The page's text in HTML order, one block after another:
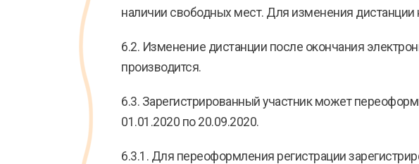
наличии свободных мест. Для изменения дистанции
6.2. Изменение дистанции после окончания
производится.
6.3. Зарегистрированный участник может
01.01.2020 по 20.09.2020.
6.3.1. Для переоформления регистрации